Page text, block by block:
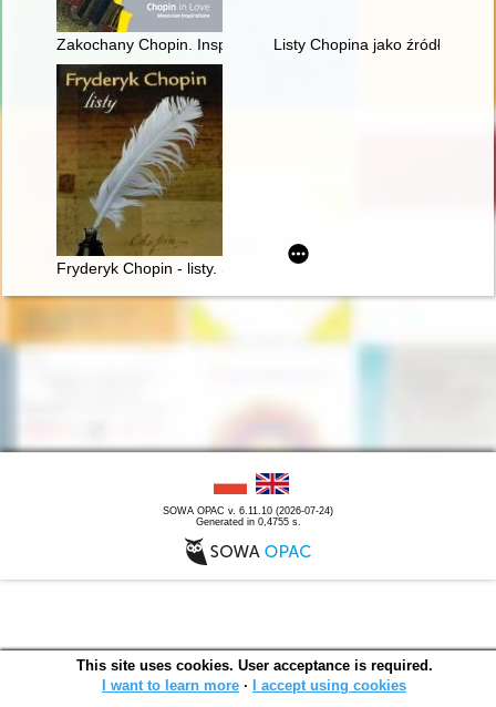
Zakochany Chopin. Inspiracje mazowieckie. Chopin in love.
Listy Chopina jako źródło
Fryderyk Chopin - listy. Skarbiec spuścizny epistolarnej w
SOWA OPAC v. 6.11.10 (2026-07-24)
Generated in 0,4755 s.
This site uses cookies. User acceptance is required.
I want to learn more ∙ I accept using cookies